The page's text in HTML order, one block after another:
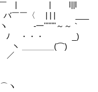
（￣ | | l||l
￣〈 | | | ___
''''''"～～｀
ﾉ ・・・ _)
＿＿＿(⌒)